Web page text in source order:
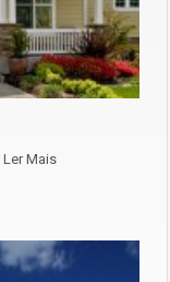
Ler Mais